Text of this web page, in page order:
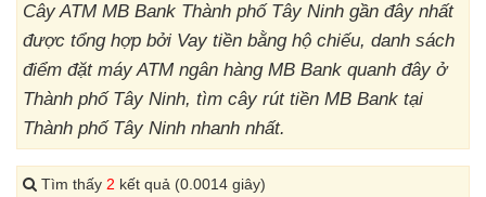
Cây ATM MB Bank Thành phố Tây Ninh gần đây nhất
được tổng hợp bởi Vay tiền bằng hộ chiếu, danh sách
điểm đặt máy ATM ngân hàng MB Bank quanh đây ở
Thành phố Tây Ninh, tìm cây rút tiền MB Bank tại
Thành phố Tây Ninh nhanh nhất.
Tìm thấy 2 kết quả (0.0014 giây)